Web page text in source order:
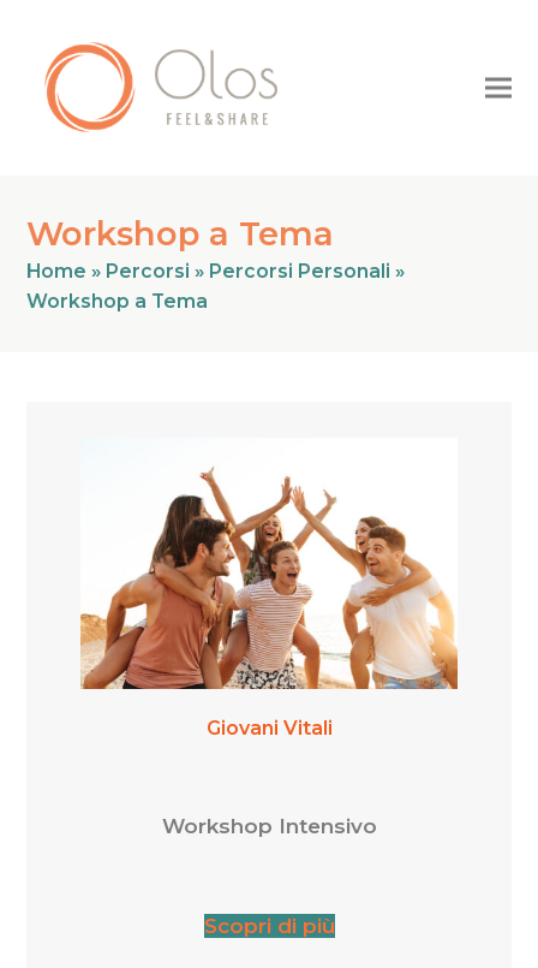
Workshop a Tema
Home » Percorsi » Percorsi Personali »
Workshop a Tema
Giovani Vitali
Workshop Intensivo
Scopri di più